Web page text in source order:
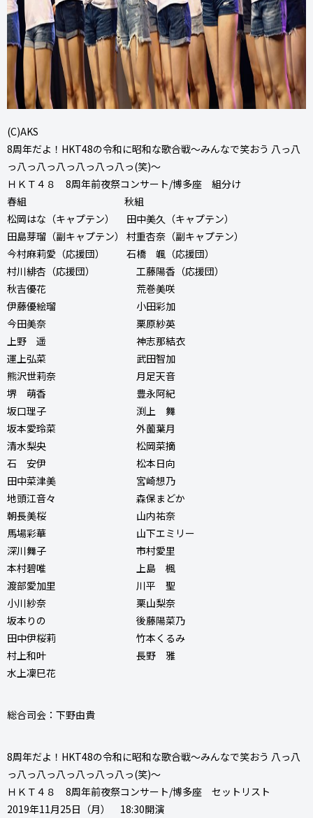
(C)AKS
8周年だよ！HKT48の令和に昭和な歌合戦～みんなで笑おう 八っ八
っ八っ八っ八っ八っ八っ八っ(笑)～
ＨＫＴ４８ 8周年前夜祭コンサート/博多座 組分け
春組 秋組
松岡はな（キャプテン） 田中美久（キャプテン）
田島芽瑠（副キャプテン） 村重杏奈（副キャプテン）
今村麻莉愛（応援団） 石橋 颯（応援団）
村川緋杏（応援団） 工藤陽香（応援団）
秋吉優花 荒巻美咲
伊藤優絵瑠 小田彩加
今田美奈 栗原紗英
上野 遥 神志那結衣
運上弘菜 武田智加
熊沢世莉奈 月足天音
堺 萌香 豊永阿紀
坂口理子 渕上 舞
坂本愛玲菜 外薗葉月
清水梨央 松岡菜摘
石 安伊 松本日向
田中菜津美 宮崎想乃
地頭江音々 森保まどか
朝長美桜 山内祐奈
馬場彩華 山下エミリー
深川舞子 市村愛里
本村碧唯 上島 楓
渡部愛加里 川平 聖
小川紗奈 栗山梨奈
坂本りの 後藤陽菜乃
田中伊桜莉 竹本くるみ
村上和叶 長野 雅
水上凜巳花
総合司会：下野由貴
8周年だよ！HKT48の令和に昭和な歌合戦～みんなで笑おう 八っ八
っ八っ八っ八っ八っ八っ八っ(笑)～
ＨＫＴ４８ 8周年前夜祭コンサート/博多座 セットリスト
2019年11月25日（月） 18:30開演